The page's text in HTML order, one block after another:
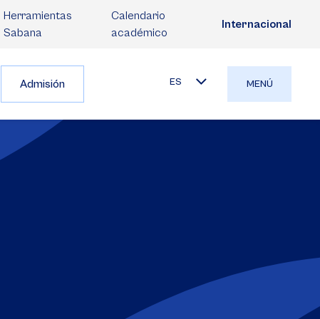
Herramientas
Sabana
Calendario
académico
Internacional
Admisión ES MENÚ